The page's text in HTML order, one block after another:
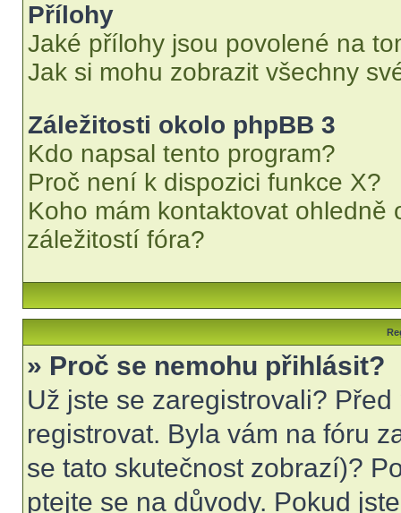
Přílohy
Jaké přílohy jsou povolené na
Jak si mohu zobrazit všechny
Záležitosti okolo phpBB 3
Kdo napsal tento program?
Proč není k dispozici funkce X?
Koho mám kontaktovat
záležitostí fóra?
» Proč se nemohu přihlásit?
Už jste se zaregistrovali?
registrovat. Byla vám na fóru
se tato skutečnost zobrazí)?
ptejte se na důvody. Pokud